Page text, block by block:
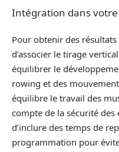
Intégration dans
Pour obtenir des
d’associer le tirage
équilibrer le
rowing et des
équilibre le travail des
compte de la sécurité
d’inclure des temps de
programmation pour